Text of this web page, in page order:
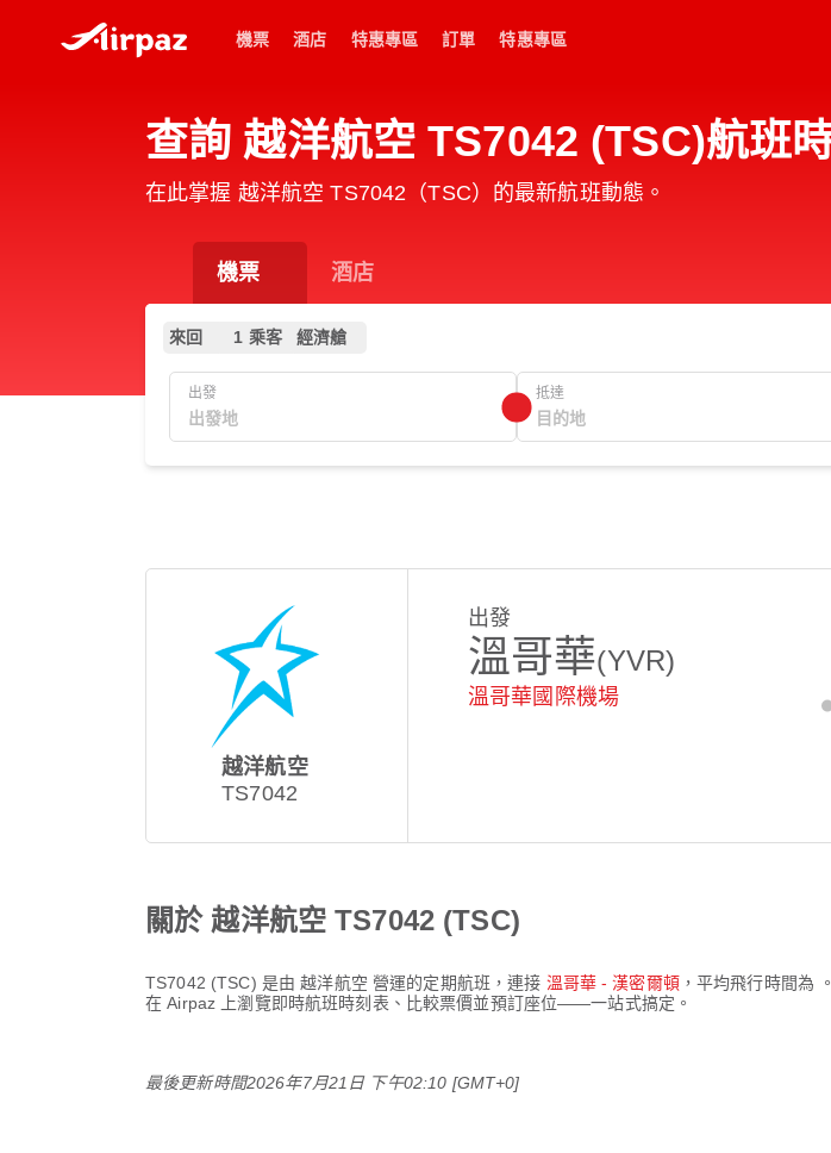
機票 酒店 特惠專區 訂單 特惠專區
查詢 越洋航空 TS7042 (TSC)航班
在此掌握 越洋航空 TS7042（TSC）的最新航班動態。
機票 酒店
來回 1 乘客 經濟艙
出發 抵達
越洋航空
TS7042
出發
溫哥華(YVR)
溫哥華國際機場
關於 越洋航空 TS7042 (TSC)
TS7042 (TSC) 是由越洋航空 營運的定期航班，連接 溫哥華 - 漢密爾頓，平均飛行時間為
在 Airpaz 上瀏覽即時航班時刻表、比較票價並預訂座位——一站式搞定。
最後更新時間2026年7月21日 下午02:10 [GMT+0]